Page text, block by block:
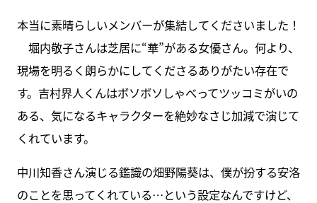
本当に素晴らしいメンバーが集結してくださいました！
堀内敬子さんは芝居に“華”がある女優さん。何より、
現場を明るく朗らかにしてくださるありがたい存在で
す。吉村界人くんはボソボソしゃべってツッコミがいの
ある、気になるキャラクターを絶妙なさじ加減で演じて
くれています。
中川知香さん演じる鑑識の畑野陽葵は、僕が扮する安洛
のことを思ってくれている…という設定なんですけど、